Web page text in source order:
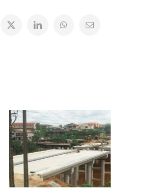
X LinkedInWhatsAppEmail
100_2000